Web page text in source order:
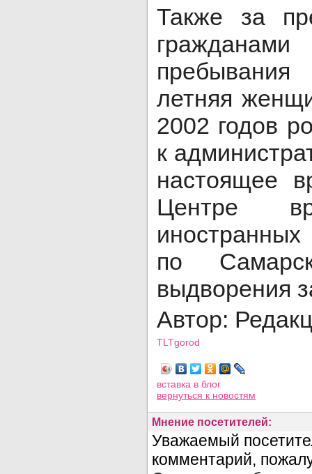
Также за
летняя
2002 годов
к
настоящее
Центре
по
выдворения
Автор:
TLTgorod
вставка в блог
вернуться к новостям
Мнение посетителей: